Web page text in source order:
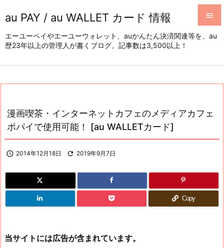
au PAY / au WALLET カード 情報
エーユーペイやエーユーウォレット、auかんたん決済関連等を、au
歴23年以上の管理人が書くブログ。記事数は3,500以上！





漫画喫茶・インターネットカフェのメディアカフェ
ポパイで使用可能！ [au WALLETカード]
 2014年12月18日  2019年9月7日
Copy
当サイトには広告が含まれています。